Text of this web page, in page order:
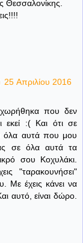
Θεσσαλονίκης.
25 Απριλίου 2016
που δεν
εκεί :( Και ότι σε
αυτά που μου
σε όλα αυτά τα
σου Κοχυλάκι.
"ταρακουνήσει"
Με έχεις κάνει να
αυτό, είναι δώρο.